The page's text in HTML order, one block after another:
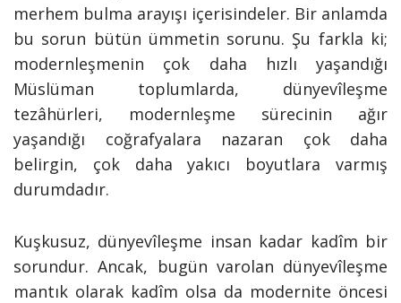
merhem bulma arayışı içerisindeler. Bir anlamda
bu sorun bütün ümmetin sorunu. Şu farkla ki;
modernleşmenin çok daha hızlı yaşandığı
Müslüman toplumlarda, dünyevîleşme
tezâhürleri, modernleşme sürecinin ağır
yaşandığı coğrafyalara nazaran çok daha
belirgin, çok daha yakıcı boyutlara varmış
durumdadır.
Kuşkusuz, dünyevîleşme insan kadar kadîm bir
sorundur. Ancak, bugün varolan dünyevîleşme
mantık olarak kadîm olsa da modernite öncesi